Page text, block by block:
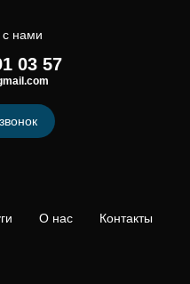
О нас Контакты
с нами
03 57